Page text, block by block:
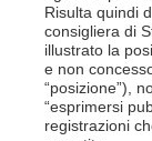
Risulta quindi
consigliera di
illustrato la
e non
“posizione”),
“esprimersi
registrazioni